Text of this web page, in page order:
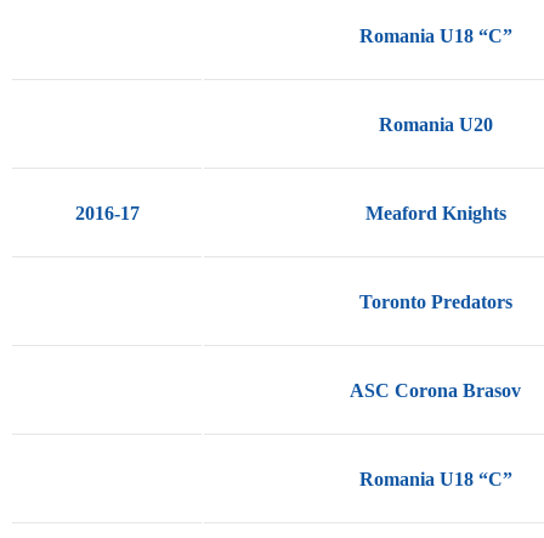
Romania U18 “C”
Romania U20
2016-17 Meaford Knights
Toronto Predators
ASC Corona Brasov
Romania U18 “C”